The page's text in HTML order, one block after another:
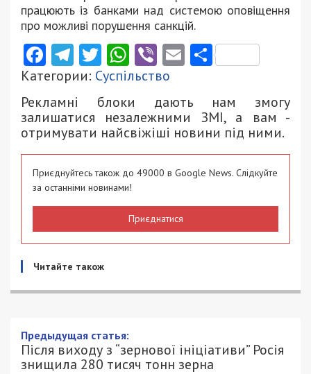
працюють із банками над системою оповіщення
про можливі порушення санкцій.
Facebook
Telegram
Twitter
WhatsApp
ViberEmail
Категории: Суспільство
Рекламні блоки дають нам змогу
залишатися незалежними ЗМІ, а вам -
отримувати найсвіжіші новини під ними.
Приєднуйтесь також до 49000 в Google News. Слідкуйте
за останніми новинами!
Приєднатися
Читайте також
Предыдущая статья:
Після виходу з “зернової ініціативи” Росія
знищила 280 тисяч тонн зерна